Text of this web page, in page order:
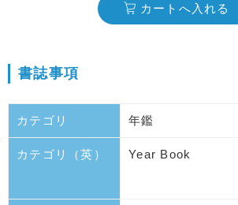
カートへ入れる
書誌事項
カテゴリ 年鑑
カテゴリ（英）
Year Book